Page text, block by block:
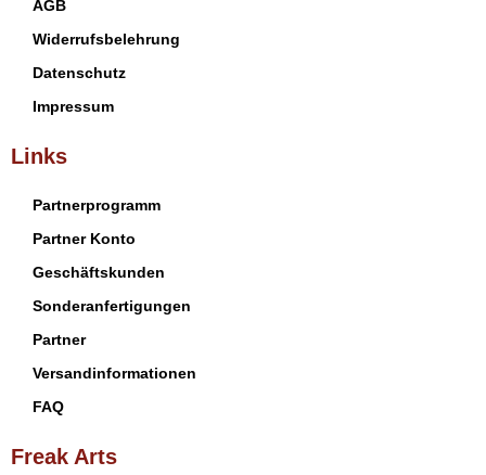
AGB
Widerrufsbelehrung
Datenschutz
Impressum
Links
Partnerprogramm
Partner Konto
Geschäftskunden
Sonderanfertigungen
Partner
Versandinformationen
FAQ
Freak Arts